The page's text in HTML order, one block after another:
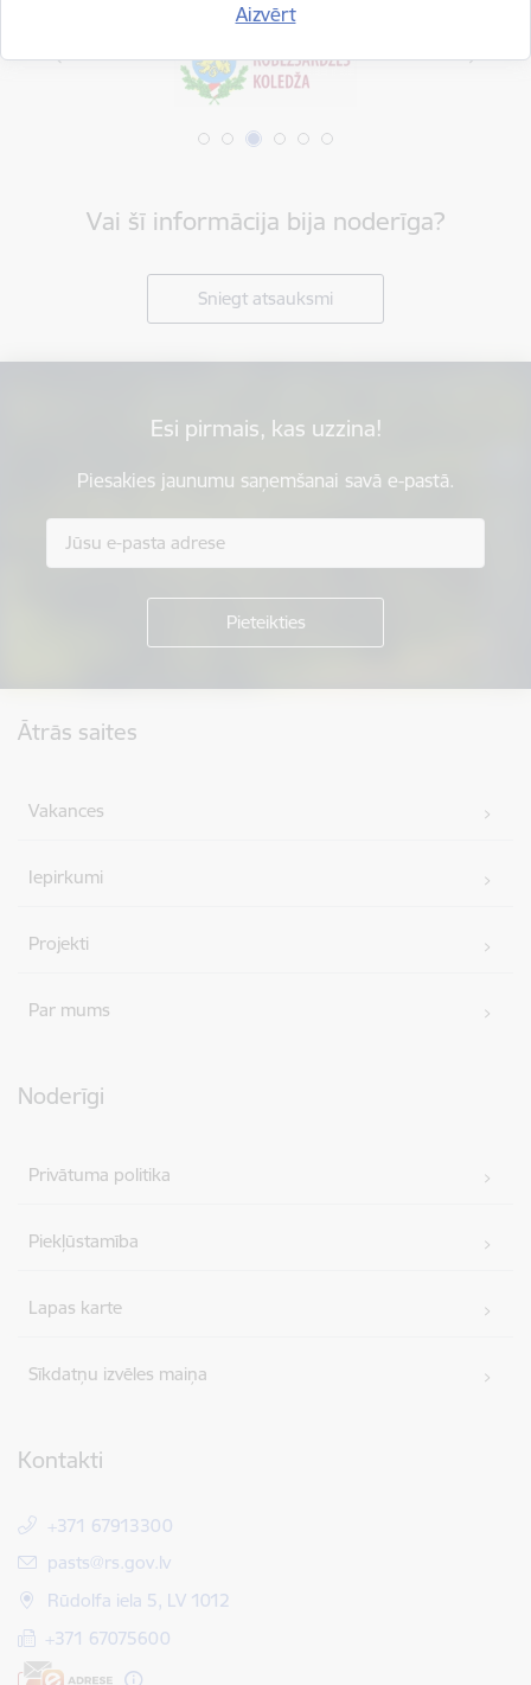
Aizvērt
Vai šī informācija bija noderīga?
Sniegt atsauksmi
Esi pirmais, kas uzzina!
Piesakies jaunumu saņemšanai savā e-pastā.
Ātrās saites
Vakances
Iepirkumi
Projekti
Par mums
Noderīgi
Privātuma politika
Piekļūstamība
Lapas karte
Sīkdatņu izvēles maiņa
Kontakti
+371 67913300
E-pasts:
pasts@rs.gov.lv
Rūdolfa iela 5, LV 1012
+371 67075600